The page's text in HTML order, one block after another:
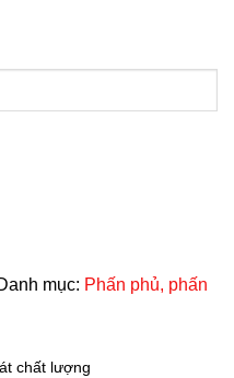
mục: Phấn phủ, phấn
chất lượng